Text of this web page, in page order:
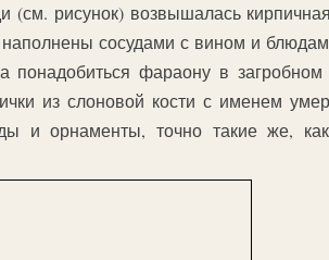
рисунок) возвышалась кирпичная
сосудами с вином и
понадобиться фараону в
из слоновой кости с именем
и орнаменты, точно такие же,